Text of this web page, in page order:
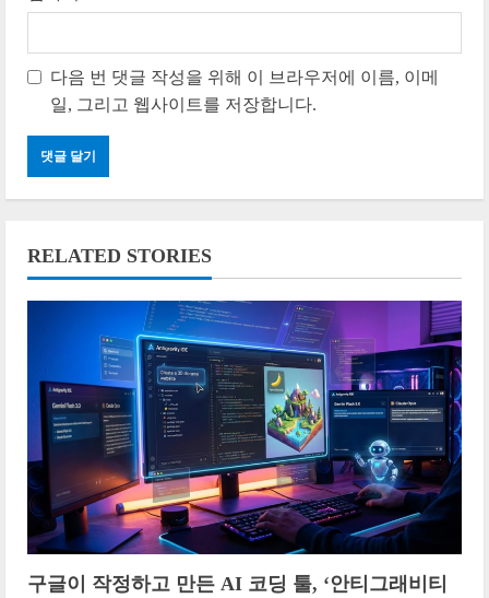
다음 번 댓글 작성을 위해 이 브라우저에 이름, 이메
일, 그리고 웹사이트를 저장합니다.
RELATED STORIES
구글이 작정하고 만든 AI 코딩 툴, ‘안티그래비티